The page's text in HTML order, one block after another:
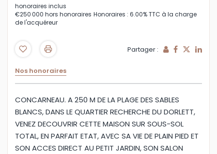
honoraires inclus
€250 000 hors honoraires Honoraires : 6.00% TTC à la charge
de l'acquéreur
Partager :
Nos honoraires
CONCARNEAU. A 250 M DE LA PLAGE DES SABLES
BLANCS, DANS LE QUARTIER RECHERCHE DU DORLETT,
VENEZ DECOUVRIR CETTE MAISON SUR SOUS-SOL
TOTAL, EN PARFAIT ETAT, AVEC SA VIE DE PLAIN PIED ET
SON ACCES DIRECT AU PETIT JARDIN, SON SALON